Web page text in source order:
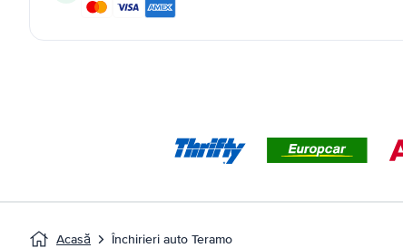
Acasă Închirieri auto Teramo